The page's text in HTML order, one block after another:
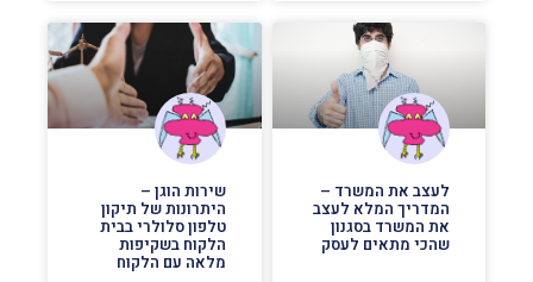
לעצב את המשרד –
המדריך המלא לעצב
את המשרד בסגנון
שהכי מתאים לעסק
שירות הוגן –
היתרונות של תיקון
טלפון סלולרי בבית
הלקוח בשקיפות
מלאה עם הלקוח